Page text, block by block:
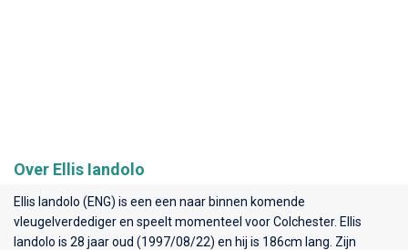
Over Ellis Iandolo
Ellis Iandolo (ENG) is een een naar binnen komende
vleugelverdediger en speelt momenteel voorColchester. Ellis
Iandolo is 28 jaar oud (1997/08/22) en hij is 186cm lang. Zijn